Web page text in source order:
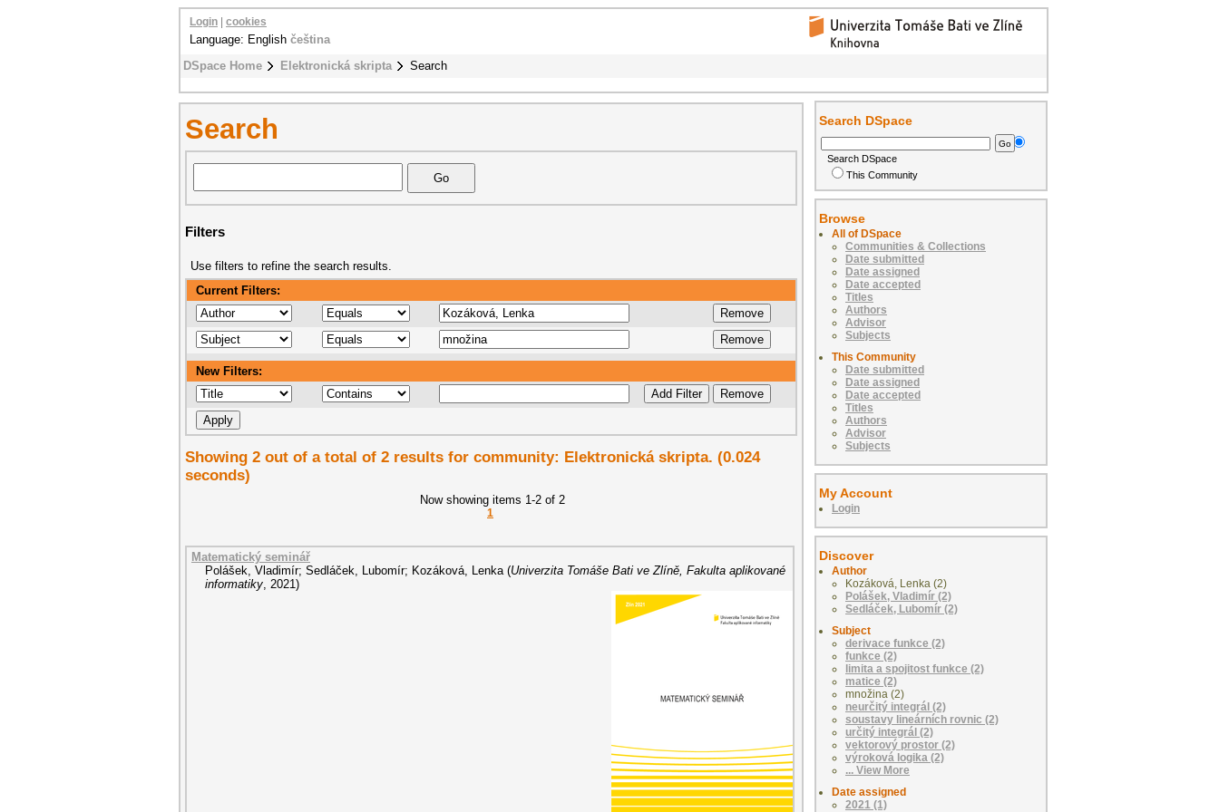
DSpace Home Elektronická skripta Search
Login cookies
Language: English čeština
Search
Filters
Use filters to refine the search results.
Current Filters:
New Filters:
Showing 2 out of a total of 2 results for community: Elektronická skripta. (0.024
seconds)
Now showing items 1-2 of 2
1
Matematický seminář
Polášek, Vladimír; Sedláček, Lubomír; Kozáková, Lenka (Univerzita Tomáše Bati ve Zlíně, Fakulta aplikované
informatiky 2021 )
Search DSpace
Search DSpace
This Community
Browse
All of DSpace
Communities & Collections
Date submitted
Date assigned
Date accepted
Titles
Authors
Advisor
Subjects
This Community
Date submitted
Date assigned
Date accepted
Titles
Authors
Advisor
Subjects
My Account
Login
Discover
Author
Kozáková, Lenka (2)
Polášek, Vladimír (2)
Sedláček, Lubomír (2)
Subject
derivace funkce (2)
funkce (2)
limita a spojitost funkce (2)
matice (2)
množina (2)
neurčitý integrál (2)
soustavy lineárních rovnic (2)
určitý integrál (2)
vektorový prostor (2)
výroková logika (2)
... View More
Date assigned
2021 (1)